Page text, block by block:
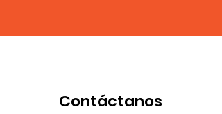
Contáctanos